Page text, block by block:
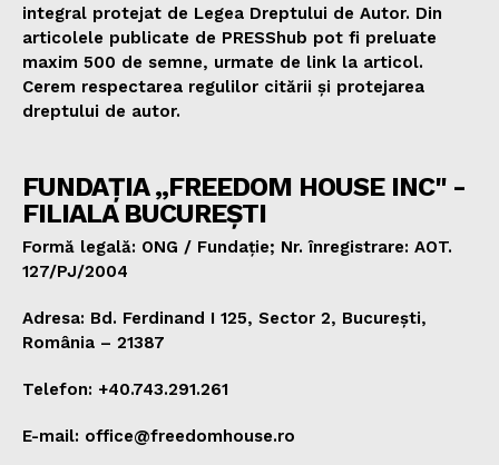
integral protejat de Legea Dreptului de Autor. Din
articolele publicate de PRESShub pot fi preluate
maxim 500 de semne, urmate de link la articol.
Cerem respectarea regulilor citării și protejarea
dreptului de autor.
FUNDAȚIA „FREEDOM HOUSE INC" -
FILIALA BUCUREȘTI
Formă legală: ONG / Fundație; Nr. înregistrare: AOT.
127/PJ/2004
Adresa: Bd. Ferdinand I 125, Sector 2, București,
România – 21387
Telefon: +40.743.291.261
E-mail: office@freedomhouse.ro